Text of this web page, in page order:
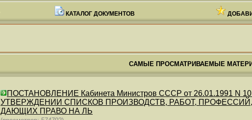
КАТАЛОГ ДОКУМЕНТОВ
САМЫЕ ПРОСМАТРИВАЕМЫЕ
ПОСТАНОВЛЕНИЕ Кабинета Министров СССР от 26.01.1991 N 10
УТВЕРЖДЕНИИ СПИСКОВ ПРОИЗВОДСТВ, РАБОТ,
ДАЮЩИХ ПРАВО НА ЛЬ